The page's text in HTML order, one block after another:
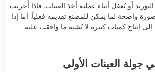
أو تُغفل أثناء عملية أخذ العينات. فإذا أُجريت
واضحة لما يمكن للمصنع تقديمه فعلياً. أما إذا
إنتاج كميات كبيرة لا تُشبه ما وافقت عليه
العينات الأولى